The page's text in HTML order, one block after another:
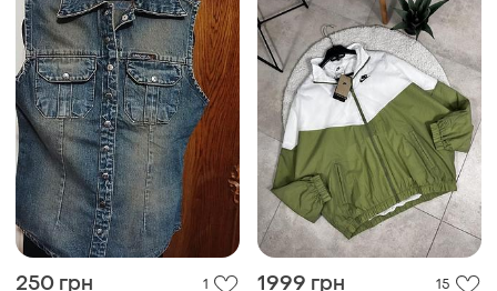
250 грн 1
Турция жилетка джинсовая
молодёжная евр.м
маломерит на s -xs
34 / XS / 42 і ще 1
1999 грн 15
2499 грн -21%
Nike
Вітровка від nike